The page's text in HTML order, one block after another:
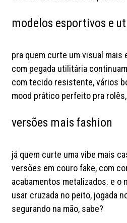
modelos esportivos e
pra quem curte um visual mais
com pegada utilitária
com tecido resistente, vários
mood prático perfeito pra
versões mais fashion
já quem curte uma vibe mais
versões em couro fake, com
acabamentos metalizados. e o
usar cruzada no peito, jogada
segurando na mão, sabe?